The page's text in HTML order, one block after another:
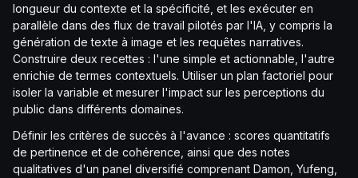
longueur du contexte et la spécificité, et les exécuter en
parallèle dans des flux de travail pilotés par l'IA, y compris la
génération de texte à image et les requêtes narratives.
Construire deux recettes : l'une simple et actionnable, l'autre
enrichie de termes contextuels. Utiliser un plan factoriel pour
isoler la variable et mesurer l'impact sur les perceptions du
public dans différents domaines.
Définir les critères de succès à l'avance : scores quantitatifs
de pertinence et de cohérence, ainsi que des notes
qualitatives d'un panel diversifié comprenant Damon, Yufeng,